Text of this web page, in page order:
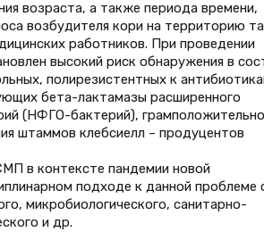
возраста, а также периода времени,
возбудителя кори на территорию
работников. При проведении
высокий риск обнаружения в
полирезистентных к
бета-лактамазы расширенного
(НФГО-бактерий),
штаммов клебсиелл – продуцентов
в контексте пандемии новой
подходе к данной проблеме
микробиологического, санитарно-
и др.